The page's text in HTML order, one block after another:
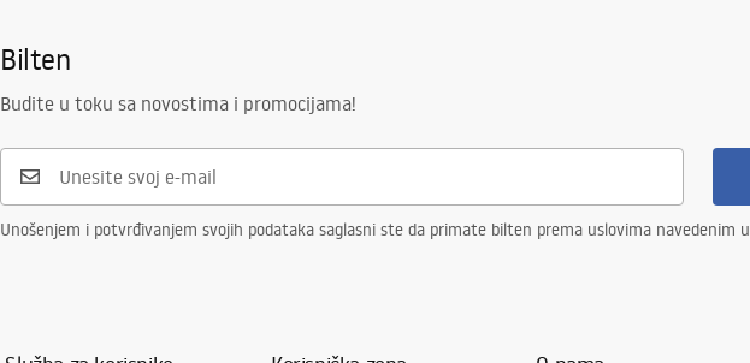
Bilten
Budite u toku sa novostima i promocijama!
Unošenjem i potvrđivanjem svojih podataka saglasni ste da primate bilten prema uslovima navedenim u